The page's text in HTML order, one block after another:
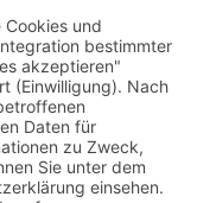
übernimmt
und
Pauli und
Anlage